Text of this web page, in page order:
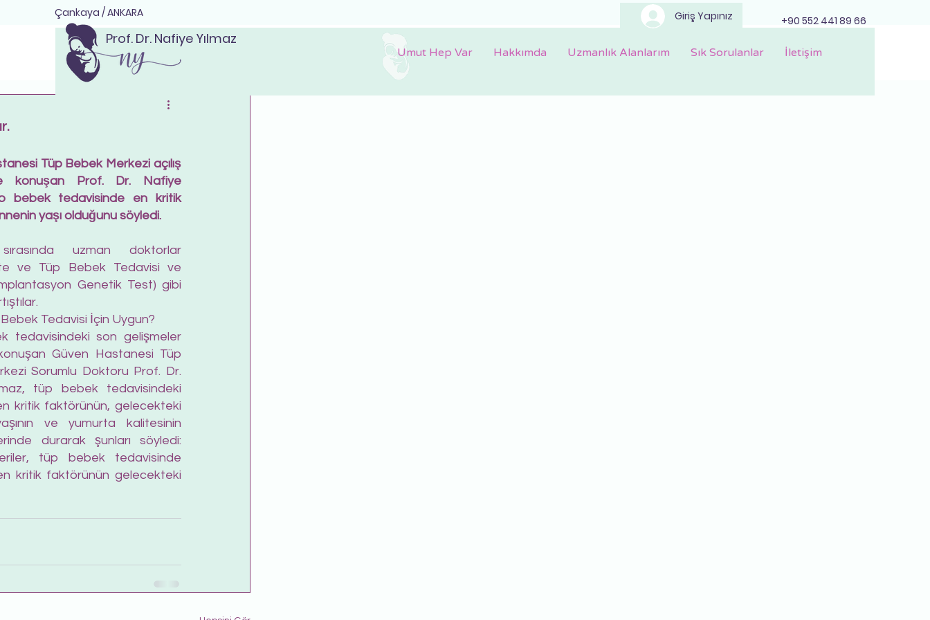
Çankaya / ANKARA
+90 552 441 89 66
Giriş Yapınız
Prof. Dr. Nafiye Yılmaz
Umut Hep Var Hakkımda Uzmanlık Alanlarım Sık Sorulanlar İletişim
Tüp Bebek Merkezi açılış
konuşan Prof. Dr. Nafiye
bebek tedavisinde en kritik
yaşı olduğunu söyledi.
uzman doktorlar
ve Tüp Bebek Tedavisi ve
Genetik Test) gibi
Tedavisi İçin Uygun?
tedavisindeki son gelişmeler
Güven Hastanesi Tüp
Sorumlu Doktoru Prof. Dr.
tüp bebek tedavisindeki
kritik faktörünün, gelecekteki
ve yumurta kalitesinin
durarak şunları söyledi:
tüp bebek tedavisinde
en kritik faktörünün gelecekteki